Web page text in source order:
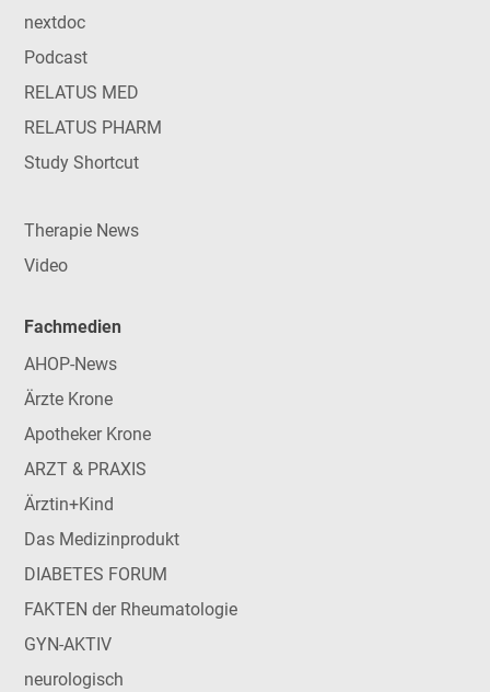
nextdoc
Podcast
RELATUS MED
RELATUS PHARM
Study Shortcut
Therapie News
Video
Fachmedien
AHOP-News
Ärzte Krone
Apotheker Krone
ARZT & PRAXIS
Ärztin+Kind
Das Medizinprodukt
DIABETES FORUM
FAKTEN der Rheumatologie
GYN-AKTIV
neurologisch